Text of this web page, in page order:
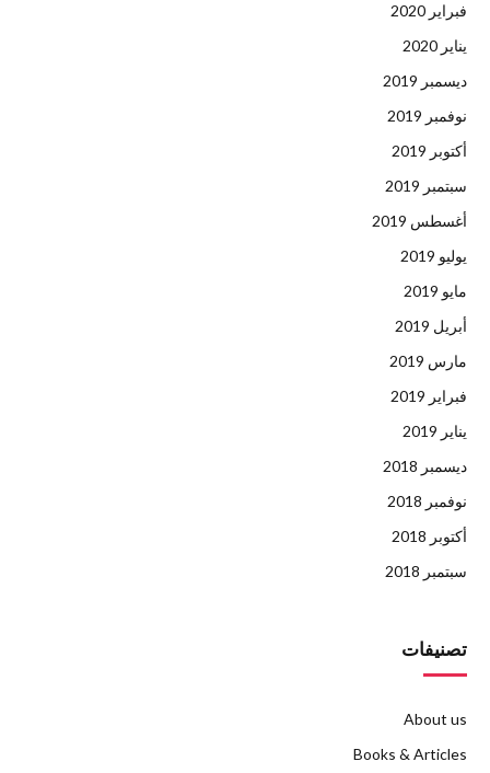
فبراير 2020
يناير 2020
ديسمبر 2019
نوفمبر 2019
أكتوبر 2019
سبتمبر 2019
أغسطس 2019
يوليو 2019
مايو 2019
أبريل 2019
مارس 2019
فبراير 2019
يناير 2019
ديسمبر 2018
نوفمبر 2018
أكتوبر 2018
سبتمبر 2018
تصنيفات
About us
Books & Articles